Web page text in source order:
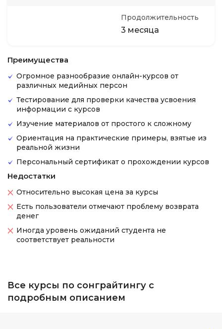
Продолжительность
3 месяца
Преимущества
Огромное разнообразие онлайн-курсов от
различных медийных персон
Тестирование для проверки качества усвоения
информации с курсов
Изучение материалов от простого к сложному
Ориентация на практические примеры, взятые из
реальной жизни
Персональный сертификат о прохождении курсов
Недостатки
Относительно высокая цена за курсы
Есть пользователи отмечают проблему возврата
денег
Иногда уровень ожиданий студента не
соответствует реальности
Все курсы по сонграйтингу с
подробным описанием